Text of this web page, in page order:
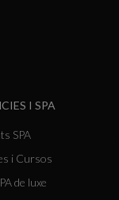
I SPA
SPA
i Cursos
de luxe